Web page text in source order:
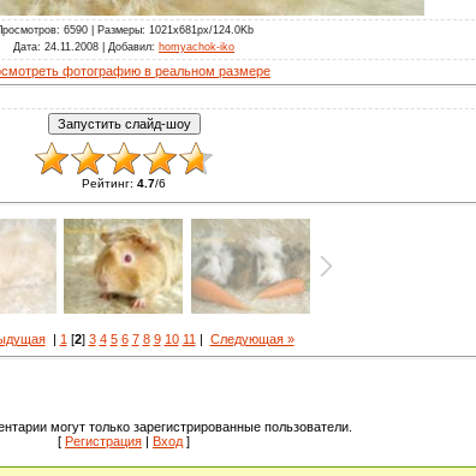
: 6590 | Размеры: 1021x681px/124.0Kb
Дата: 24.11.2008 | Добавил: homyachok-iko
фотографию в реальном размере
Рейтинг: 4.7/6
| 1 [2] 3 4 5 6 7 8 9 10 11 | Следующая »
могут только зарегистрированные пользователи.
[ Регистрация Вход ]